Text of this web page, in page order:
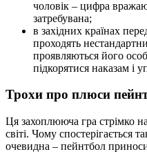
чоловік – цифра
затребувана;
в західних країнах
проходять
проявляються його
підкорятися наказам і
Трохи про плюси
Ця захоплююча гра стрімко
світі. Чому спостерігається
очевидна – пейнтбол